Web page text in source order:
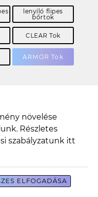
lenyíló flipes
bőrtok
CLEAR Tok
ARMOR Tok
növelése
Részletes
szabályzatunk itt
ELFOGADÁSA